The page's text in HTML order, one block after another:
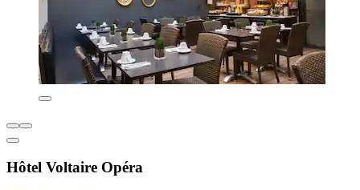
Hôtel Voltaire Opéra